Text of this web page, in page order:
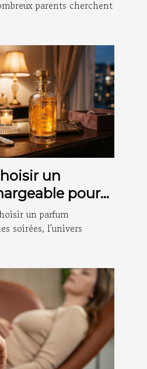
parents cherchent
un
pour
un parfum
soirées, l'univers